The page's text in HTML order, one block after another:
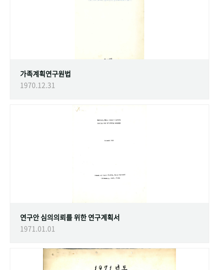
가족계획연구원법
1970.12.31
연구안 심의의뢰를 위한 연구계획서
1971.01.01